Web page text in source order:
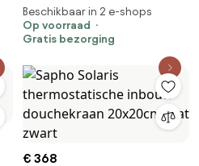
douchemengkraan nikkel
geborsteld
Beschikbaar in 2 e-shops
Op voorraad
Gratis bezorging
€ 368